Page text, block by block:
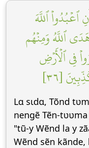
ٱعۡبُدُواْ ٱللَّهَ
ٱللَّهُ وَمِنۡهُم
فِي ٱلۡأَرۡضِ
[٣٦]
Lɑ sɩdɑ, Tõnd
nengẽ Tẽn-
"tũ-y Wẽnd la y
Wẽnd sẽn